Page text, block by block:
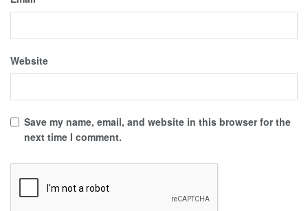
Website
Save my name, email, and website in this browser for the
next time I comment.